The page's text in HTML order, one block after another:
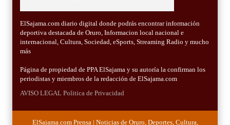
ElSajama.com diario digital donde podrás encontrar información
deportiva destacada de Oruro, Informacion local nacional e
internacional, Cultura, Sociedad, eSports, Streaming Radio y mucho
más
Página de propiedad de PPA ElSajama y su autoría la confirman los
periodistas y miembros de la redacción de ElSajama.com
AVISO LEGAL Politica de Privacidad
ElSajama.com Prensa | Noticias de Oruro, Deportes, Cultura,